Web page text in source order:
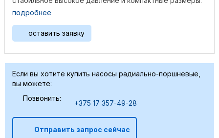
Изготовленный из ...
подробнее
оставить заявку
Если вы хотите купить насосы радиально-поршневые,
вы можете:
Позвонить:
+375 17 357-49-28
Отправить запрос сейчас